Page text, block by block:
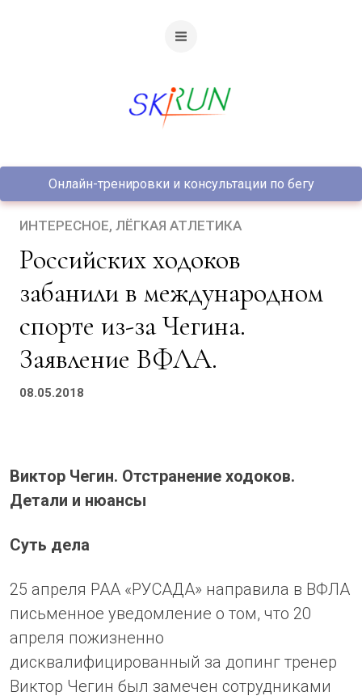
Онлайн-тренировки и консультации по бегу
ИНТЕРЕСНОЕ ЛЁГКАЯ АТЛЕТИКА
Российских ходоков
забанили в международном
спорте из-за Чегина.
Заявление ВФЛА.
08.05.2018
Виктор Чегин. Отстранение ходоков.
Детали и нюансы
Суть дела
25 апреля РАА «РУСАДА» направила в ВФЛА
письменное уведомление о том, что 20
апреля пожизненно
дисквалифицированный за допинг тренер
Виктор Чегин был замечен сотрудниками